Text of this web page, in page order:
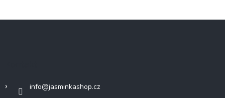
info@jasminkashop.cz